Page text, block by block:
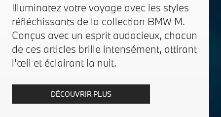
Illuminatez votre voyage avec les styles
réfléchissants de la collection BMW M.
Conçus avec un esprit audacieux, chacun
de ces articles brille intensément, attirant
l'œil et éclairant la nuit.
DÉCOUVRIR PLUS